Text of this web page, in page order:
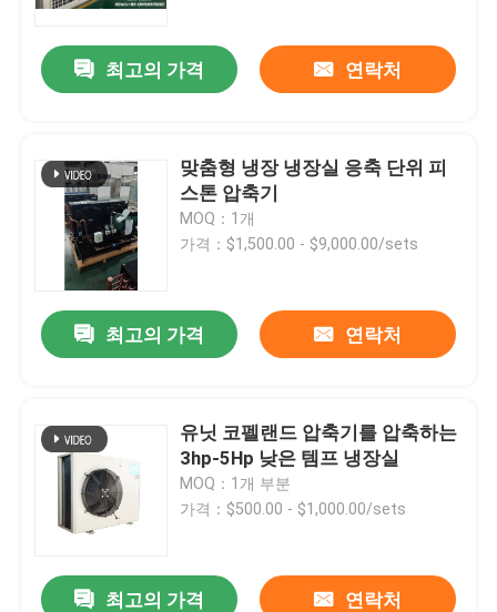
집
회사 소개
최고의 가격 연락처
맞춤형 냉장 냉장실 응축 단위 피
스톤 압축기
MOQ：1개
가격：$1,500.00 - $9,000.00/sets
최고의 가격 연락처
유닛 코펠랜드 압축기를 압축하는
3hp-5Hp 낮은 템프 냉장실
MOQ：1개 부분
가격：$500.00 - $1,000.00/sets
최고의 가격 연락처